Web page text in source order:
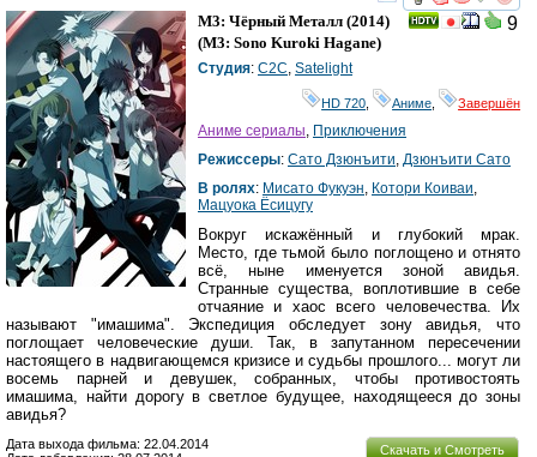
смотреть
9
М3: Чёрный Металл (2014)
(M3: Sono Kuroki Hagane)
Студия: C2C, Satelight
HD 720 Аниме Завершён
Аниме сериалы, Приключения
Режиссеры: Сато Дзюнъити, Дзюнъити Сато
В ролях: Мисато Фукуэн, Котори Коиваи,
Мацуока Ёсицугу
Вокруг искажённый и глубокий мрак.
Место, где тьмой было поглощено и отнято
всё, ныне именуется зоной авидья.
Странные существа, воплотившие в себе
отчаяние и хаос всего человечества. Их
называют "имашима". Экспедиция обследует зону авидья, что
поглощает человеческие души. Так, в запутанном пересечении
настоящего в надвигающемся кризисе и судьбы прошлого... могут ли
восемь парней и девушек, собранных, чтобы противостоять
имашима, найти дорогу в светлое будущее, находящееся до зоны
авидья?
Скачать и Смотреть
Дата выхода фильма: 22.04.2014